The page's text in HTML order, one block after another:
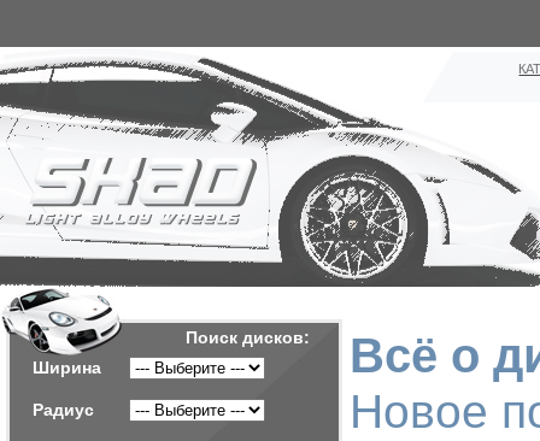
Поиск дисков:
Ширина
Радиус
Всё о
Новое